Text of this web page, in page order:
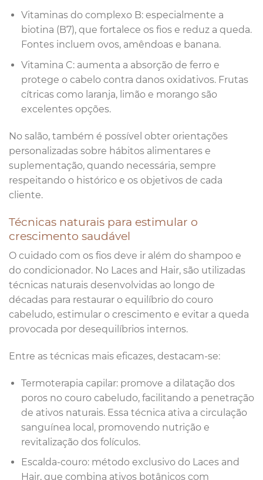
Vitaminas do complexo B: especialmente a
biotina (B7), que fortalece os fios e reduz a queda.
Fontes incluem ovos, amêndoas e banana.
Vitamina C: aumenta a absorção de ferro e
protege o cabelo contra danos oxidativos. Frutas
cítricas como laranja, limão e morango são
excelentes opções.
No salão, também é possível obter orientações
personalizadas sobre hábitos alimentares e
suplementação, quando necessária, sempre
respeitando o histórico e os objetivos de cada
cliente.
Técnicas naturais para estimular o
crescimento saudável
O cuidado com os fios deve ir além do shampoo e
do condicionador. No Laces and Hair, são utilizadas
técnicas naturais desenvolvidas ao longo de
décadas para restaurar o equilíbrio do couro
cabeludo, estimular o crescimento e evitar a queda
provocada por desequilíbrios internos.
Entre as técnicas mais eficazes, destacam-se:
Termoterapia capilar: promove a dilatação dos
poros no couro cabeludo, facilitando a penetração
de ativos naturais. Essa técnica ativa a circulação
sanguínea local, promovendo nutrição e
revitalização dos folículos.
Escalda-couro: método exclusivo do Laces and
Hair, que combina ativos botânicos com